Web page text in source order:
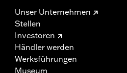
Unser Unternehmen
Stellen
Investoren
Händler werden
Werksführungen
Museum